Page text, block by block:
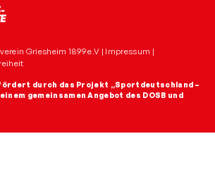
Griesheim 1899 e.V | Impressum |
durch das Projekt „Sportdeutschland –
gemeinsamen Angebot des DOSB und